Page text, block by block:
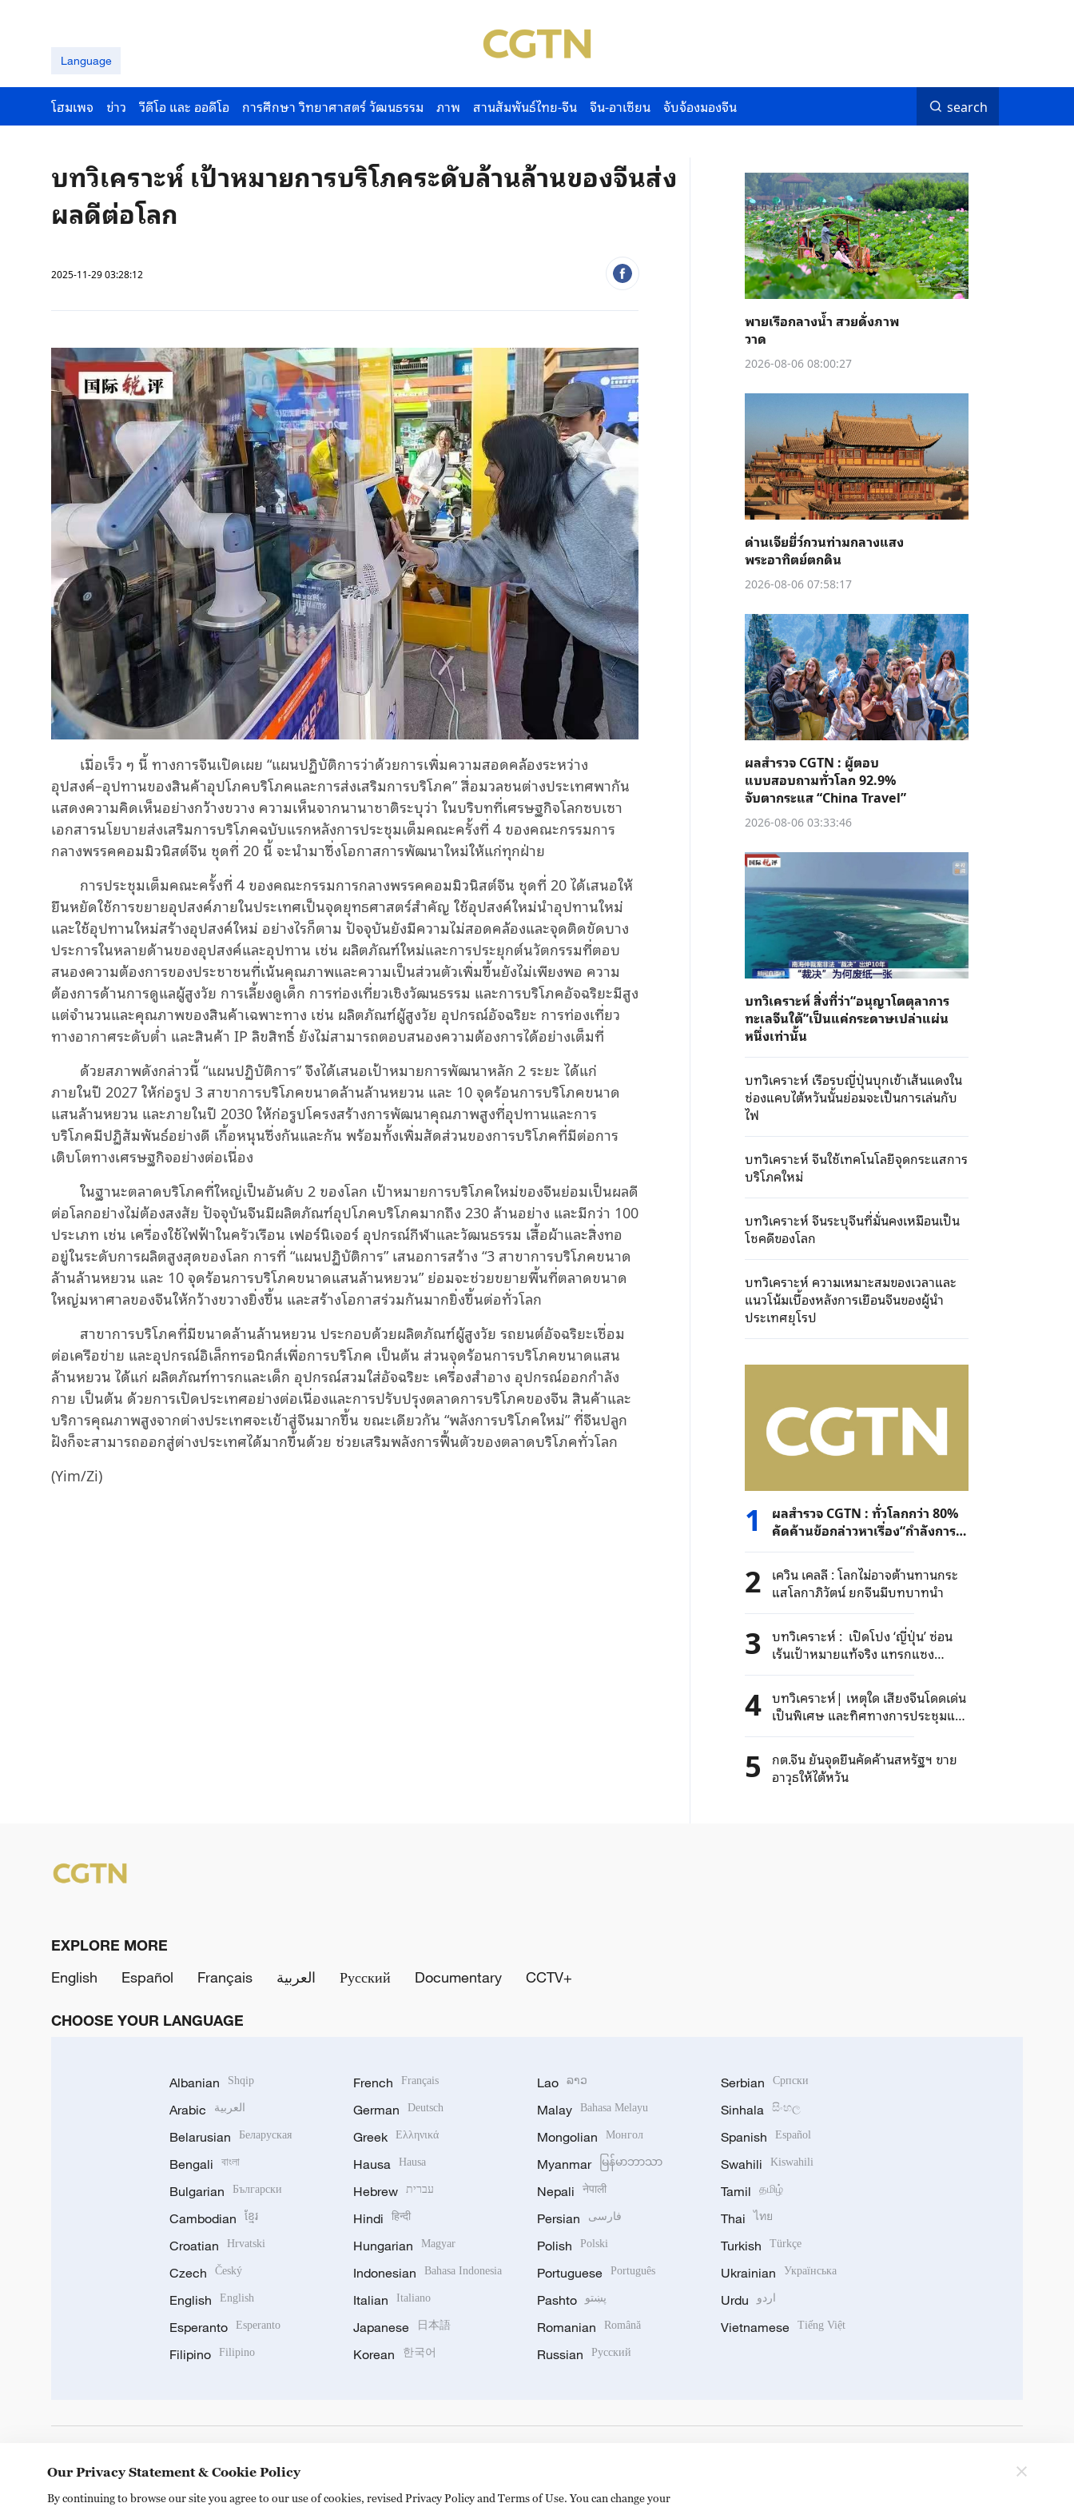
Language
โฮมเพจ ข่าว วีดีโอ และ ออดีโอ การศึกษา วิทยาศาสตร์ วัฒนธรรม ภาพ สานสัมพันธ์ไทย-จีน จีน-อาเซียน จับจ้องมองจีน search
บทวิเคราะห์ เป้าหมายการบริโภคระดับล้านล้านของจีนส่ง
ผลดีต่อโลก
2025-11-29 03:28:12
เมื่อเร็ว ๆ นี้ ทางการจีนเปิดเผย “แผนปฏิบัติการว่าด้วยการเพิ่มความสอดคล้องระหว่าง
อุปสงค์–อุปทานของสินค้าอุปโภคบริโภคและการส่งเสริมการบริโภค” สื่อมวลชนต่างประเทศพากัน
แสดงความคิดเห็นอย่างกว้างขวาง ความเห็นจากนานาชาติระบุว่า ในบริบทที่เศรษฐกิจโลกซบเซา
เอกสารนโยบายส่งเสริมการบริโภคฉบับแรกหลังการประชุมเต็มคณะครั้งที่ 4 ของคณะกรรมการ
กลางพรรคคอมมิวนิสต์จีน ชุดที่ 20 นี้ จะนำมาซึ่งโอกาสการพัฒนาใหม่ให้แก่ทุกฝ่าย
การประชุมเต็มคณะครั้งที่ 4 ของคณะกรรมการกลางพรรคคอมมิวนิสต์จีน ชุดที่ 20 ได้เสนอให้
ยืนหยัดใช้การขยายอุปสงค์ภายในประเทศเป็นจุดยุทธศาสตร์สำคัญ ใช้อุปสงค์ใหม่นำอุปทานใหม่
และใช้อุปทานใหม่สร้างอุปสงค์ใหม่ อย่างไรก็ตาม ปัจจุบันยังมีความไม่สอดคล้องและจุดติดขัดบาง
ประการในหลายด้านของอุปสงค์และอุปทาน เช่น ผลิตภัณฑ์ใหม่และการประยุกต์นวัตกรรมที่ตอบ
สนองความต้องการของประชาชนที่เน้นคุณภาพและความเป็นส่วนตัวเพิ่มขึ้นยังไม่เพียงพอ ความ
ต้องการด้านการดูแลผู้สูงวัย การเลี้ยงดูเด็ก การท่องเที่ยวเชิงวัฒนธรรม และการบริโภคอัจฉริยะมีสูง
แต่จำนวนและคุณภาพของสินค้าเฉพาะทาง เช่น ผลิตภัณฑ์ผู้สูงวัย อุปกรณ์อัจฉริยะ การท่องเที่ยว
ทางอากาศระดับต่ำ และสินค้า IP ลิขสิทธิ์ ยังไม่สามารถตอบสนองความต้องการได้อย่างเต็มที่
ด้วยสภาพดังกล่าวนี้ “แผนปฏิบัติการ” จึงได้เสนอเป้าหมายการพัฒนาหลัก 2 ระยะ ได้แก่
ภายในปี 2027 ให้ก่อรูป 3 สาขาการบริโภคขนาดล้านล้านหยวน และ 10 จุดร้อนการบริโภคขนาด
แสนล้านหยวน และภายในปี 2030 ให้ก่อรูปโครงสร้างการพัฒนาคุณภาพสูงที่อุปทานและการ
บริโภคมีปฏิสัมพันธ์อย่างดี เกื้อหนุนซึ่งกันและกัน พร้อมทั้งเพิ่มสัดส่วนของการบริโภคที่มีต่อการ
เติบโตทางเศรษฐกิจอย่างต่อเนื่อง
ในฐานะตลาดบริโภคที่ใหญ่เป็นอันดับ 2 ของโลก เป้าหมายการบริโภคใหม่ของจีนย่อมเป็นผลดี
ต่อโลกอย่างไม่ต้องสงสัย ปัจจุบันจีนมีผลิตภัณฑ์อุปโภคบริโภคมากถึง 230 ล้านอย่าง และมีกว่า 100
ประเภท เช่น เครื่องใช้ไฟฟ้าในครัวเรือน เฟอร์นิเจอร์ อุปกรณ์กีฬาและวัฒนธรรม เสื้อผ้าและสิ่งทอ
อยู่ในระดับการผลิตสูงสุดของโลก การที่ “แผนปฏิบัติการ” เสนอการสร้าง “3 สาขาการบริโภคขนาด
ล้านล้านหยวน และ 10 จุดร้อนการบริโภคขนาดแสนล้านหยวน” ย่อมจะช่วยขยายพื้นที่ตลาดขนาด
ใหญ่มหาศาลของจีนให้กว้างขวางยิ่งขึ้น และสร้างโอกาสร่วมกันมากยิ่งขึ้นต่อทั่วโลก
สาขาการบริโภคที่มีขนาดล้านล้านหยวน ประกอบด้วยผลิตภัณฑ์ผู้สูงวัย รถยนต์อัจฉริยะเชื่อม
ต่อเครือข่าย และอุปกรณ์อิเล็กทรอนิกส์เพื่อการบริโภค เป็นต้น ส่วนจุดร้อนการบริโภคขนาดแสน
ล้านหยวน ได้แก่ ผลิตภัณฑ์ทารกและเด็ก อุปกรณ์สวมใส่อัจฉริยะ เครื่องสำอาง อุปกรณ์ออกกำลัง
กาย เป็นต้น ด้วยการเปิดประเทศอย่างต่อเนื่องและการปรับปรุงตลาดการบริโภคของจีน สินค้าและ
บริการคุณภาพสูงจากต่างประเทศจะเข้าสู่จีนมากขึ้น ขณะเดียวกัน “พลังการบริโภคใหม่” ที่จีนปลูก
ฝังก็จะสามารถออกสู่ต่างประเทศได้มากขึ้นด้วย ช่วยเสริมพลังการฟื้นตัวของตลาดบริโภคทั่วโลก
(Yim/Zi)
พายเรือกลางน้ำ สวยดั่งภาพ
วาด
2026-08-06 08:00:27
ด่านเจียยี่ว์กวนท่ามกลางแสง
พระอาทิตย์ตกดิน
2026-08-06 07:58:17
ผลสำรวจ CGTN : ผู้ตอบ
แบบสอบถามทั่วโลก 92.9%
จับตากระแส “China Travel”
2026-08-06 03:33:46
บทวิเคราะห์ สิ่งที่ว่า“อนุญาโตตุลาการ
ทะเลจีนใต้”เป็นแค่กระดาษเปล่าแผ่น
หนึ่งเท่านั้น
บทวิเคราะห์ เรือรบญี่ปุ่นบุกเข้าเส้นแดงใน
ช่องแคบไต้หวันนั้นย่อมจะเป็นการเล่นกับ
ไฟ
บทวิเคราะห์ จีนใช้เทคโนโลยีจุดกระแสการ
บริโภคใหม่
บทวิเคราะห์ จีนระบุจีนที่มั่นคงเหมือนเป็น
โชคดีของโลก
บทวิเคราะห์ ความเหมาะสมของเวลาและ
แนวโน้มเบื้องหลังการเยือนจีนของผู้นำ
ประเทศยุโรป
1
ผลสำรวจ CGTN : ทั่วโลกกว่า 80%
คัดค้านข้อกล่าวหาเรื่อง“กำลังการ
ผลิตส่วนเกิน” เป็นเครื่องมือกีดกัน
ทางการค้า
2 เควิน เคลลี : โลกไม่อาจต้านทานกระ
แสโลกาภิวัตน์ ยกจีนมีบทบาทนำ
3 บทวิเคราะห์ : เปิดโปง ‘ญี่ปุ่น’ ซ่อน
เร้นเป้าหมายแท้จริง แทรกแซง
สถานการณ์ทะเลจีนใต้
4 บทวิเคราะห์| เหตุใด เสียงจีนโดดเด่น
เป็นพิเศษ และทิศทางการประชุมแช
งกรี-ลาเปลี่ยนไป
5
กต.จีน ยันจุดยืนคัดค้านสหรัฐฯ ขาย
อาวุธให้ไต้หวัน
EXPLORE MORE
English
Español Français العربية Русский Documentary CCTV+
CHOOSE YOUR LANGUAGE
Albanian Shqip
Arabic العربية
Belarusian Беларуская
Bengali বাংলা
Bulgarian Български
Cambodian ខ្មែរ
Croatian Hrvatski
Czech Český
English English
Esperanto Esperanto
Filipino Filipino
French Français
German Deutsch
Greek Ελληνικά
Hausa Hausa
Hebrew עברית
Hindi हिन्दी
Hungarian Magyar
Indonesian Bahasa Indonesia
Italian Italiano
Japanese 日本語
Korean 한국어
Lao ລາວ
Malay Bahasa Melayu
Mongolian Монгол
Myanmar မြန်မာဘာသာ
Nepali नेपाली
Persian فارسی
Polish Polski
Portuguese Português
Pashto پښتو
Romanian Română
Russian Русский
Serbian Српски
Sinhala සිංහල
Spanish Español
Swahili Kiswahili
Tamil தமிழ்
Thai ไทย
Turkish Türkçe
Ukrainian Українська
Urdu اردو
Vietnamese Tiếng Việt
Our Privacy Statement & Cookie Policy
By continuing to browse our site you agree to our use of cookies, revised Privacy Policy and Terms of Use. You can change your